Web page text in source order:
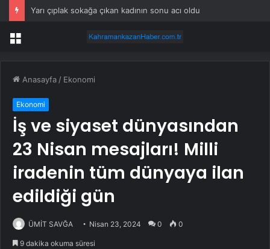
Menü
Anasayfa / Ekonomi
Ekonomi
İş ve siyaset dünyasından
23 Nisan mesajları! Milli
iradenin tüm dünyaya ilan
edildiği gün
ÜMİT SAVĞA Nisan 23, 2024 0 0
9 dakika okuma süresi